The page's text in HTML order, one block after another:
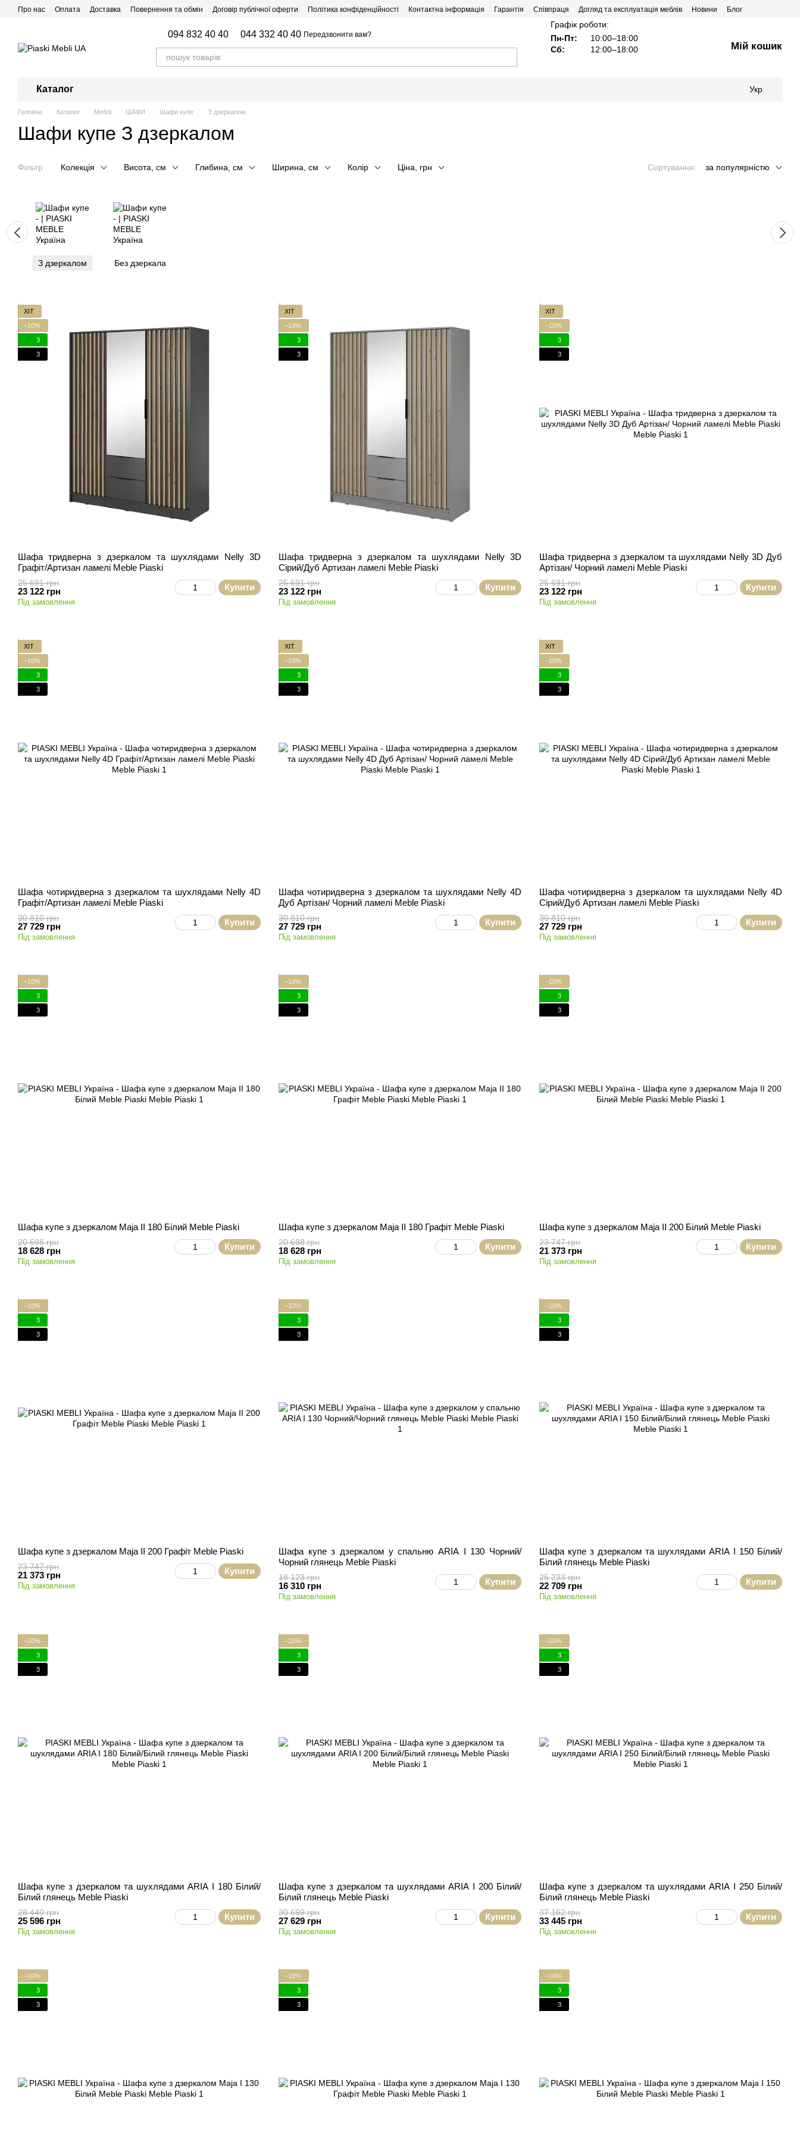
Перейти до основного контенту
Про нас Оплата Доставка Повернення та обмін Договір публічної оферти Політика конфіденційності Контактна інформація Гарантія Співпраця Догляд та експлуатація меблів Новини
Блог
094 832 40 40 044 332 40 40 Передзвонити вам?
Графік роботи:
Пн-Пт:
10:00–18:00
Сб:
12:00–18:00 Мій кошик
Каталог Укр
Головна Каталог Меблі ШАФИ Шафи купе З дзеркалом
Шафи купе З дзеркалом
Фільтр Колекція Висота, см Глибина, см Ширина, см Колір Ціна, грн Сортування: за популярністю
З дзеркалом Без дзеркала
ХІТ
−10%
3
3
Шафа тридверна з дзеркалом та шухлядами Nelly 3D
Графіт/Артизан ламелі Meble Piaski
25 691 грн
23 122 грн Купити
Під замовлення
ХІТ
−10%
3
3
Шафа тридверна з дзеркалом та шухлядами Nelly 3D
Сірий/Дуб Артизан ламелі Meble Piaski
25 691 грн
23 122 грн Купити
Під замовлення
ХІТ
−10%
3
3
Шафа тридверна з дзеркалом та шухлядами Nelly 3D Дуб
Артізан/ Чорний ламелі Meble Piaski
25 691 грн
23 122 грн Купити
Під замовлення
ХІТ
−10%
3
3
Шафа чотиридверна з дзеркалом та шухлядами Nelly 4D
Графіт/Артизан ламелі Meble Piaski
30 810 грн
27 729 грн Купити
Під замовлення
ХІТ
−10%
3
3
Шафа чотиридверна з дзеркалом та шухлядами Nelly 4D
Дуб Артізан/ Чорний ламелі Meble Piaski
30 810 грн
27 729 грн Купити
Під замовлення
ХІТ
−10%
3
3
Шафа чотиридверна з дзеркалом та шухлядами Nelly 4D
Сірий/Дуб Артизан ламелі Meble Piaski
30 810 грн
27 729 грн Купити
Під замовлення
−10%
3
3
Шафа купе з дзеркалом Maja II 180 Білий Meble Piaski
20 698 грн
18 628 грн Купити
Під замовлення
−10%
3
3
Шафа купе з дзеркалом Maja II 180 Графіт Meble Piaski
20 698 грн
18 628 грн Купити
Під замовлення
−10%
3
3
Шафа купе з дзеркалом Maja II 200 Білий Meble Piaski
23 747 грн
21 373 грн Купити
Під замовлення
−10%
3
3
Шафа купе з дзеркалом Maja II 200 Графіт Meble Piaski
23 747 грн
21 373 грн Купити
Під замовлення
−10%
3
3
Шафа купе з дзеркалом у спальню ARIA I 130 Чорний/
Чорний глянець Meble Piaski
18 123 грн
16 310 грн Купити
Під замовлення
−10%
3
3
Шафа купе з дзеркалом та шухлядами ARIA I 150 Білий/
Білий глянець Meble Piaski
25 233 грн
22 709 грн Купити
Під замовлення
−10%
3
3
Шафа купе з дзеркалом та шухлядами ARIA I 180 Білий/
Білий глянець Meble Piaski
28 440 грн
25 596 грн Купити
Під замовлення
−10%
3
3
Шафа купе з дзеркалом та шухлядами ARIA I 200 Білий/
Білий глянець Meble Piaski
30 699 грн
27 629 грн Купити
Під замовлення
−10%
3
3
Шафа купе з дзеркалом та шухлядами ARIA I 250 Білий/
Білий глянець Meble Piaski
37 162 грн
33 445 грн Купити
Під замовлення
−10%
3
3
−10%
3
3
−10%
3
3